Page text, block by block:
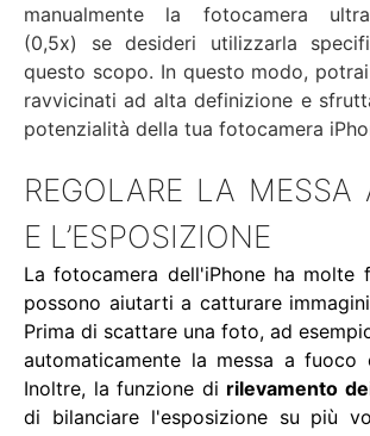
manualmente la fotocamera
(0,5x) se desideri utilizzarla
questo scopo. In questo modo,
ravvicinati ad alta definizione e
potenzialità della tua fotocamera
REGOLARE LA MESSA
E L’ESPOSIZIONE
La fotocamera dell'iPhone ha molte
possono aiutarti a catturare
Prima di scattare una foto, ad
automaticamente la messa a fuoco
Inoltre, la funzione di rilevamento
di bilanciare l'esposizione su più